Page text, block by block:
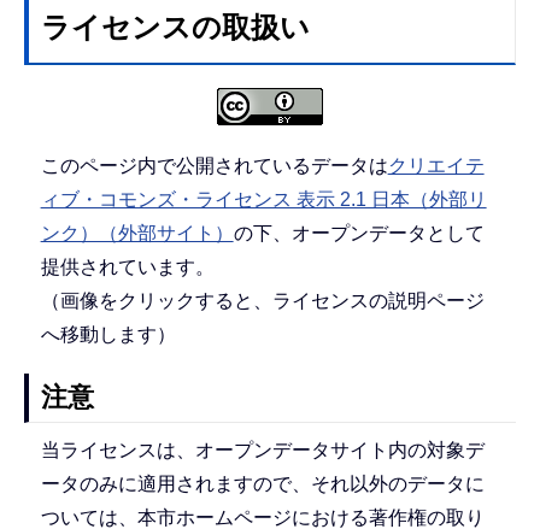
ライセンスの取扱い
このページ内で公開されているデータはクリエイテ
ィブ・コモンズ・ライセンス 表示 2.1 日本（外部リ
ンク）（外部サイト） の下、オープンデータとして
提供されています。
（画像をクリックすると、ライセンスの説明ページ
へ移動します）
注意
当ライセンスは、オープンデータサイト内の対象デ
ータのみに適用されますので、それ以外のデータに
ついては、本市ホームページにおける著作権の取り